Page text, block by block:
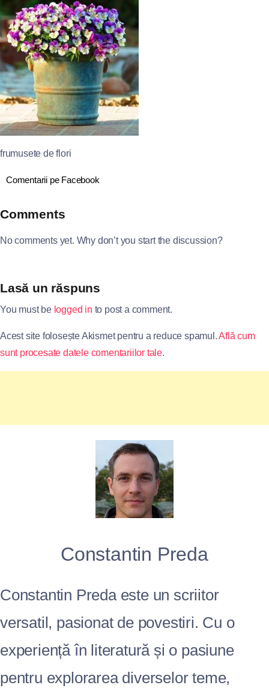
frumusete de flori
Comentarii pe Facebook
Comments
No comments yet. Why don’t you start the discussion?
Lasă un răspuns
You must be logged in to post a comment.
Acest site folosește Akismet pentru a reduce spamul.Află cum
sunt procesate datele comentariilor tale.
Constantin Preda
Constantin Preda este un scriitor
versatil, pasionat de povestiri. Cu o
experiență în literatură și o pasiune
pentru explorarea diverselor teme,